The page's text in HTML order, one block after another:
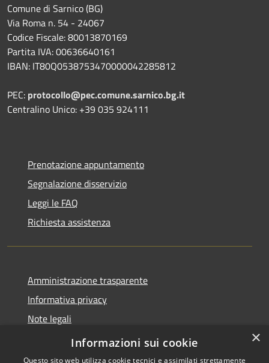
Comune di Sarnico (BG)
Via Roma n. 54 - 24067
Codice Fiscale: 80013870169
Partita IVA: 00636640161
IBAN: IT80Q0538753470000042285812
PEC: protocollo@pec.comune.sarnico.bg.it
Centralino Unico: +39 035 924111
Prenotazione appuntamento
Segnalazione disservizio
Leggi le FAQ
Richiesta assistenza
Amministrazione trasparente
Informativa privacy
Note legali
Dichiarazione di accessibilità
×
Informazioni sui cookie
Questo sito web utilizza cookie tecnici e assimilati strettamente